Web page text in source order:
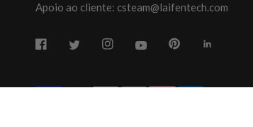
Apoio ao cliente: csteam@laifentech.com